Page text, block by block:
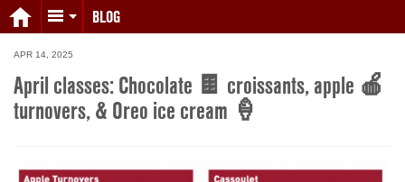
BLOG
APR 14, 2025
April classes: Chocolate 🍫 croissants, apple 🍎
turnovers, & Oreo ice cream 🍦